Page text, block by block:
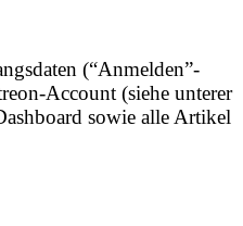
(“Anmelden”-
Account (siehe unterer
sowie alle Artikel